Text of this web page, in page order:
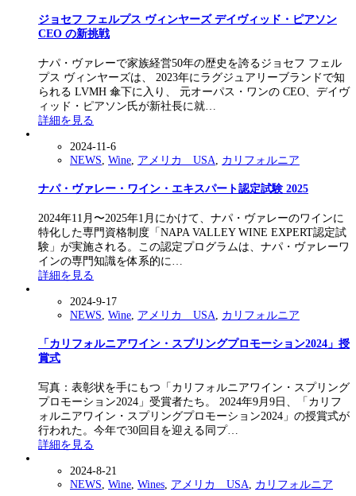
ジョセフ フェルプス ヴィンヤーズ デイヴィッド・ピアソン
CEO の新挑戦
ナパ・ヴァレーで家族経営50年の歴史を誇るジョセフ フェル
プス ヴィンヤーズは、 2023年にラグジュアリーブランドで知
られる LVMH 傘下に入り、 元オーパス・ワンの CEO、デイヴ
ィッド・ピアソン氏が新社長に就…
詳細を見る
2024-11-6
NEWS Wine アメリカ USA カリフォルニア
ナパ・ヴァレー・ワイン・エキスパート認定試験 2025
2024年11月〜2025年1月にかけて、ナパ・ヴァレーのワインに
特化した専門資格制度「NAPA VALLEY WINE EXPERT認定試
験」が実施される。この認定プログラムは、ナパ・ヴァレーワ
インの専門知識を体系的に…
詳細を見る
2024-9-17
NEWS Wine アメリカ USA カリフォルニア
「カリフォルニアワイン・スプリングプロモーション2024」授
賞式
写真：表彰状を手にもつ「カリフォルニアワイン・スプリング
プロモーション2024」受賞者たち。 2024年9月9日、「カリフ
ォルニアワイン・スプリングプロモーション2024」の授賞式が
行われた。今年で30回目を迎える同プ…
詳細を見る
2024-8-21
NEWS, Wine, Wines, アメリカ USA, カリフォルニア